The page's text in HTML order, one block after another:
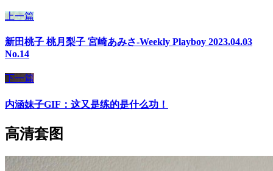
上一篇
新田桃子 桃月梨子 宮崎あみさ-Weekly Playboy 2023.04.03
No.14
下一篇
内涵妹子GIF：这又是练的是什么功！
高清套图